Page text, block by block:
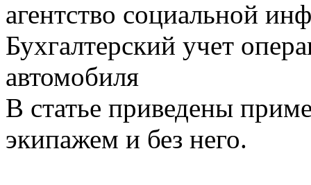
агентство социальной
Бухгалтерский учет
автомобиля
В статье приведены
экипажем и без него.